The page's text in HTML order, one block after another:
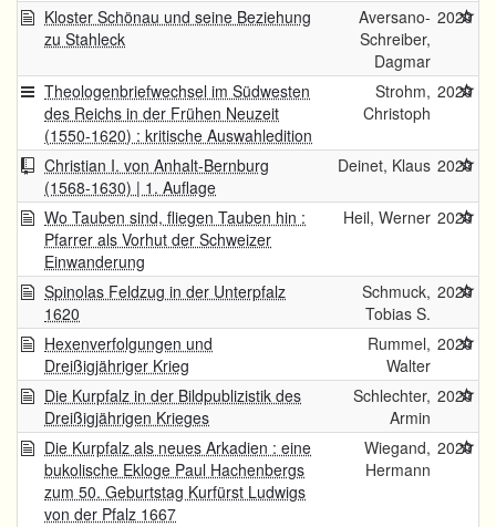
Kloster Schönau und seine Beziehung
zu Stahleck
Aversano-
Schreiber,
Dagmar
2020
Theologenbriefwechsel im Südwesten
des Reichs in der Frühen Neuzeit
(1550-1620) : kritische Auswahledition
Strohm,
Christoph
2020
Christian I. von Anhalt-Bernburg
(1568-1630) | 1. Auflage
Deinet, Klaus 2020
Wo Tauben sind, fliegen Tauben hin :
Pfarrer als Vorhut der Schweizer
Einwanderung
Heil, Werner 2020
Spinolas Feldzug in der Unterpfalz
1620
Schmuck,
Tobias S.
2020
Hexenverfolgungen und
Dreißigjähriger Krieg
Rummel,
Walter
2020
Die Kurpfalz in der Bildpublizistik des
Dreißigjährigen Krieges
Schlechter,
Armin
2020
Die Kurpfalz als neues Arkadien : eine
bukolische Ekloge Paul Hachenbergs
zum 50. Geburtstag Kurfürst Ludwigs
von der Pfalz 1667
Wiegand,
Hermann
2020